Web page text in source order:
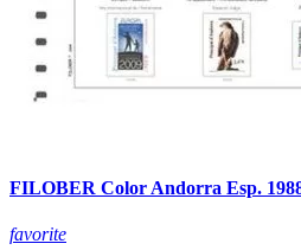
FILOBER Color Andorra Esp.
favorite